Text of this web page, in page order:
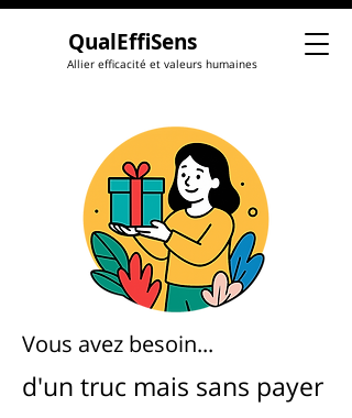
QualEffiSens
Allier efficacité et valeurs humaines
Vous avez besoin...
d'un truc mais sans payer